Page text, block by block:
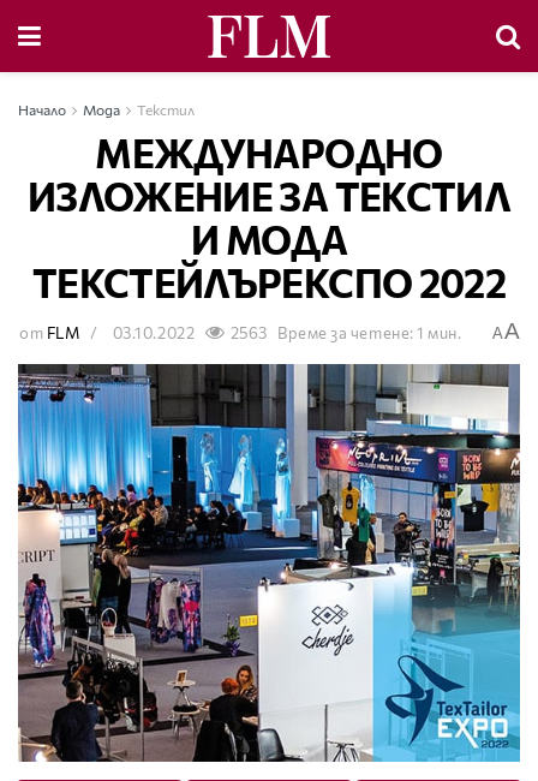
Начало Мода Текстил
МЕЖДУНАРОДНО
ИЗЛОЖЕНИЕ ЗА ТЕКСТИЛ
И МОДА
ТЕКСТЕЙЛЪРЕКСПО 2022
от FLM 03.10.2022 2563 Време за четене: 1 мин. AA